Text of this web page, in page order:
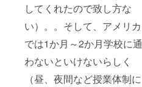
してくれたので致し方な
い）。。そして、アメリカ
では1か月～2か月学校に通
わないといけないらしく
（昼、夜間など授業体制に